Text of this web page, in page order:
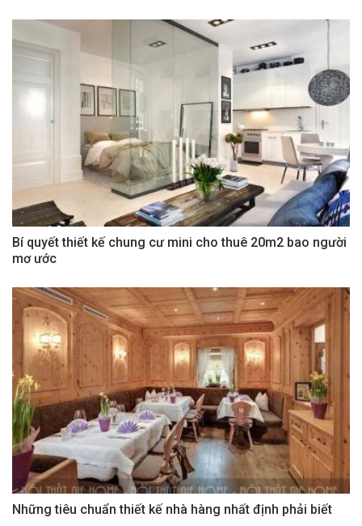
Bí quyết thiết kế chung cư mini cho thuê 20m2 bao người
mơ ước
Những tiêu chuẩn thiết kế nhà hàng nhất định phải biết